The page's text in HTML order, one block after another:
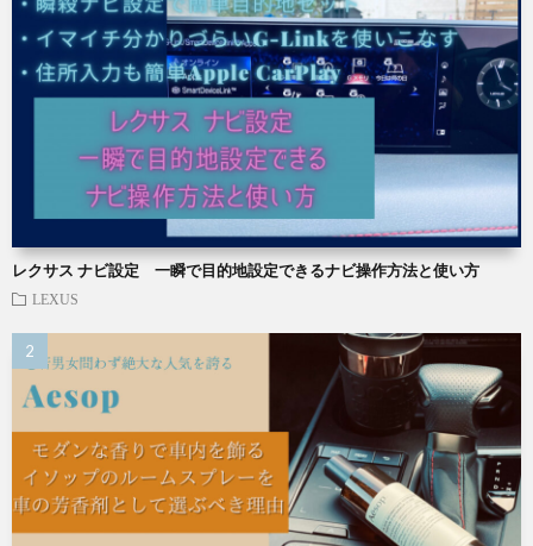
レクサス ナビ設定 一瞬で目的地設定できるナビ操作方法と使い方
LEXUS